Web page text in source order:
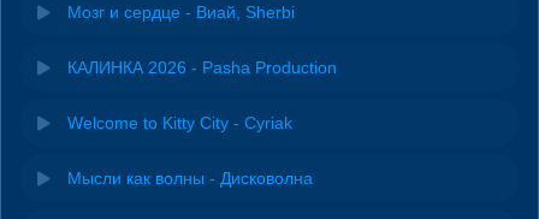
Мозг и сердце - Виай, Sherbi
КАЛИНКА 2026 - Pasha Production
Welcome to Kitty City - Cyriak
Мысли как волны - Дисковолна